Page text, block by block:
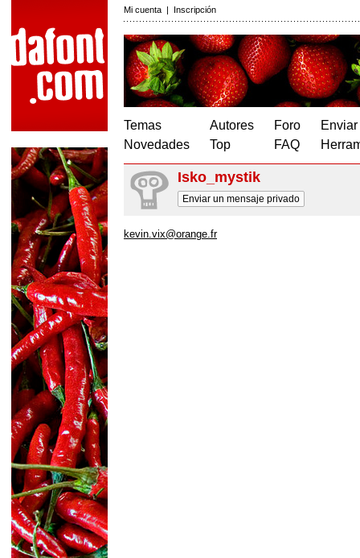
Mi cuenta | Inscripción
Temas
Novedades
Autores
Top
Foro
FAQ
Isko_mystik
Enviar un mensaje privado
kevin.vix@orange.fr